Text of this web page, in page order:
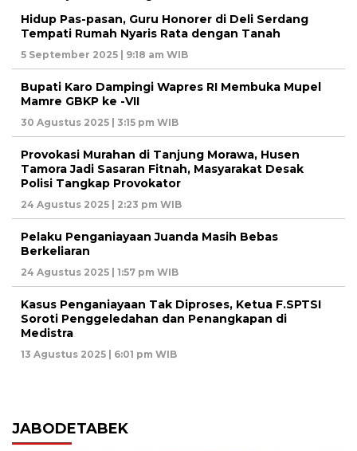
Hidup Pas-pasan, Guru Honorer di Deli Serdang
Tempati Rumah Nyaris Rata dengan Tanah
5 September 2025 | 9:18 am WIB
Bupati Karo Dampingi Wapres RI Membuka Mupel
Mamre GBKP ke -VII
30 Agustus 2025 | 3:15 pm WIB
Provokasi Murahan di Tanjung Morawa, Husen
Tamora Jadi Sasaran Fitnah, Masyarakat Desak
Polisi Tangkap Provokator
24 Agustus 2025 | 2:23 pm WIB
Pelaku Penganiayaan Juanda Masih Bebas
Berkeliaran
24 Agustus 2025 | 1:57 pm WIB
Kasus Penganiayaan Tak Diproses, Ketua F.SPTSI
Soroti Penggeledahan dan Penangkapan di
Medistra
13 Agustus 2025 | 6:01 pm WIB
JABODETABEK